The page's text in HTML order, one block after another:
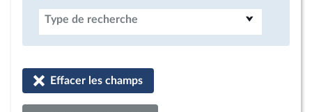
Type de recherche
Effacer les champs